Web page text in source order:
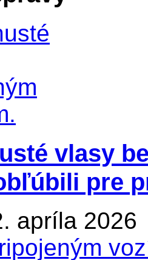
vlasy
pre
apríla 2026